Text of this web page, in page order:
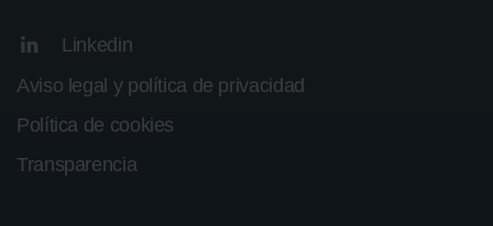
Linkedin
Aviso legal y política de privacidad
Política de cookies
Transparencia